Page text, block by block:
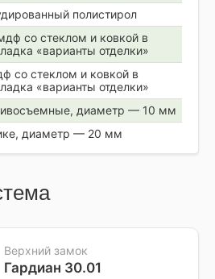
полистирол
со стеклом и ковкой в
«варианты отделки»
со стеклом и ковкой в
«варианты отделки»
диаметр — 10 мм
диаметр — 20 мм
Верхний замок
Гардиан 30.01